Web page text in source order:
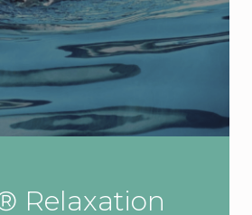
Relaxation